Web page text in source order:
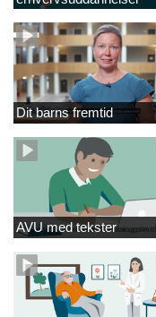
Dit barns fremtid
AVU med tekster